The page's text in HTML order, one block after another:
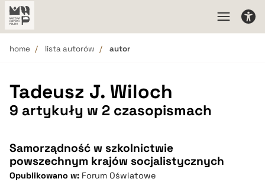
home lista autorów autor
Tadeusz J. Wiloch
9 artykuły w 2 czasopismach
Samorządność w szkolnictwie
powszechnym krajów socjalistycznych
Opublikowano w: Forum Oświatowe